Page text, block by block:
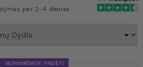
per 2-4 dienas
NEPAMIRŠKITE PRIDĖTI